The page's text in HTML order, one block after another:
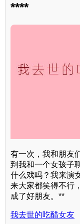
****
有一次，我和朋友
到我和一个女孩子
什么戏吗？我来演
来大家都笑得不行
成了好朋友。**
我去世的吃醋女友